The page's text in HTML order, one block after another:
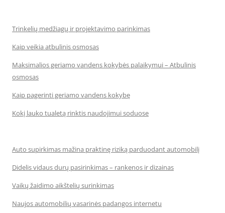
Trinkelių medžiagų ir projektavimo parinkimas
Kaip veikia atbulinis osmosas
Maksimalios geriamo vandens kokybės palaikymui – Atbulinis
osmosas
Kaip pagerinti geriamo vandens kokybę
Kokį lauko tualetą rinktis naudojimui soduose
Auto supirkimas mažina praktinę riziką parduodant automobilį
Didelis vidaus durų pasirinkimas – rankenos ir dizainas
Vaikų žaidimo aikštelių surinkimas
Naujos automobilių vasarinės padangos internetu